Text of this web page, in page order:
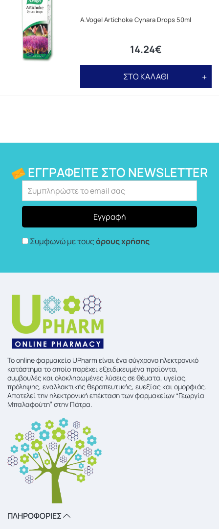
A.Vogel Artichoke Cynara Drops 50ml
14.24€
ΣΤΟ ΚΑΛΑΘΙ
ΕΓΓΡΑΦΕΊΤΕ ΣΤΟ NEWSLETTER
Συμφωνώ με τουςόρους χρήσης
To online φαρμακείο UPharm είναι ένα σύγχρονο ηλεκτρονικό
κατάστημα το οποίο παρέχει εξειδικευμένα προϊόντα,
συμβουλές και ολοκληρωμένες λύσεις σε θέματα, υγείας,
πρόληψης, εναλλακτικής θεραπευτικής, ευεξίας και ομορφιάς.
Αποτελεί την ηλεκτρονική επέκταση των φαρμακείων “Γεωργία
Μπαλαφούτη” στην Πάτρα.
ΠΛΗΡΟΦΟΡΙΕΣ